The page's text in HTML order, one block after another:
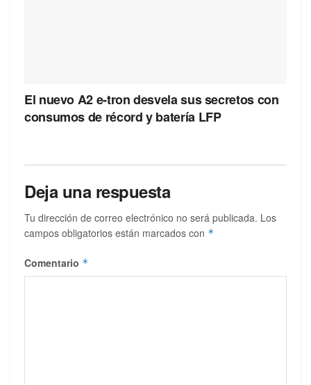
El nuevo A2 e-tron desvela sus secretos con
consumos de récord y batería LFP
Deja una respuesta
Tu dirección de correo electrónico no será publicada. Los
campos obligatorios están marcados con *
Comentario *